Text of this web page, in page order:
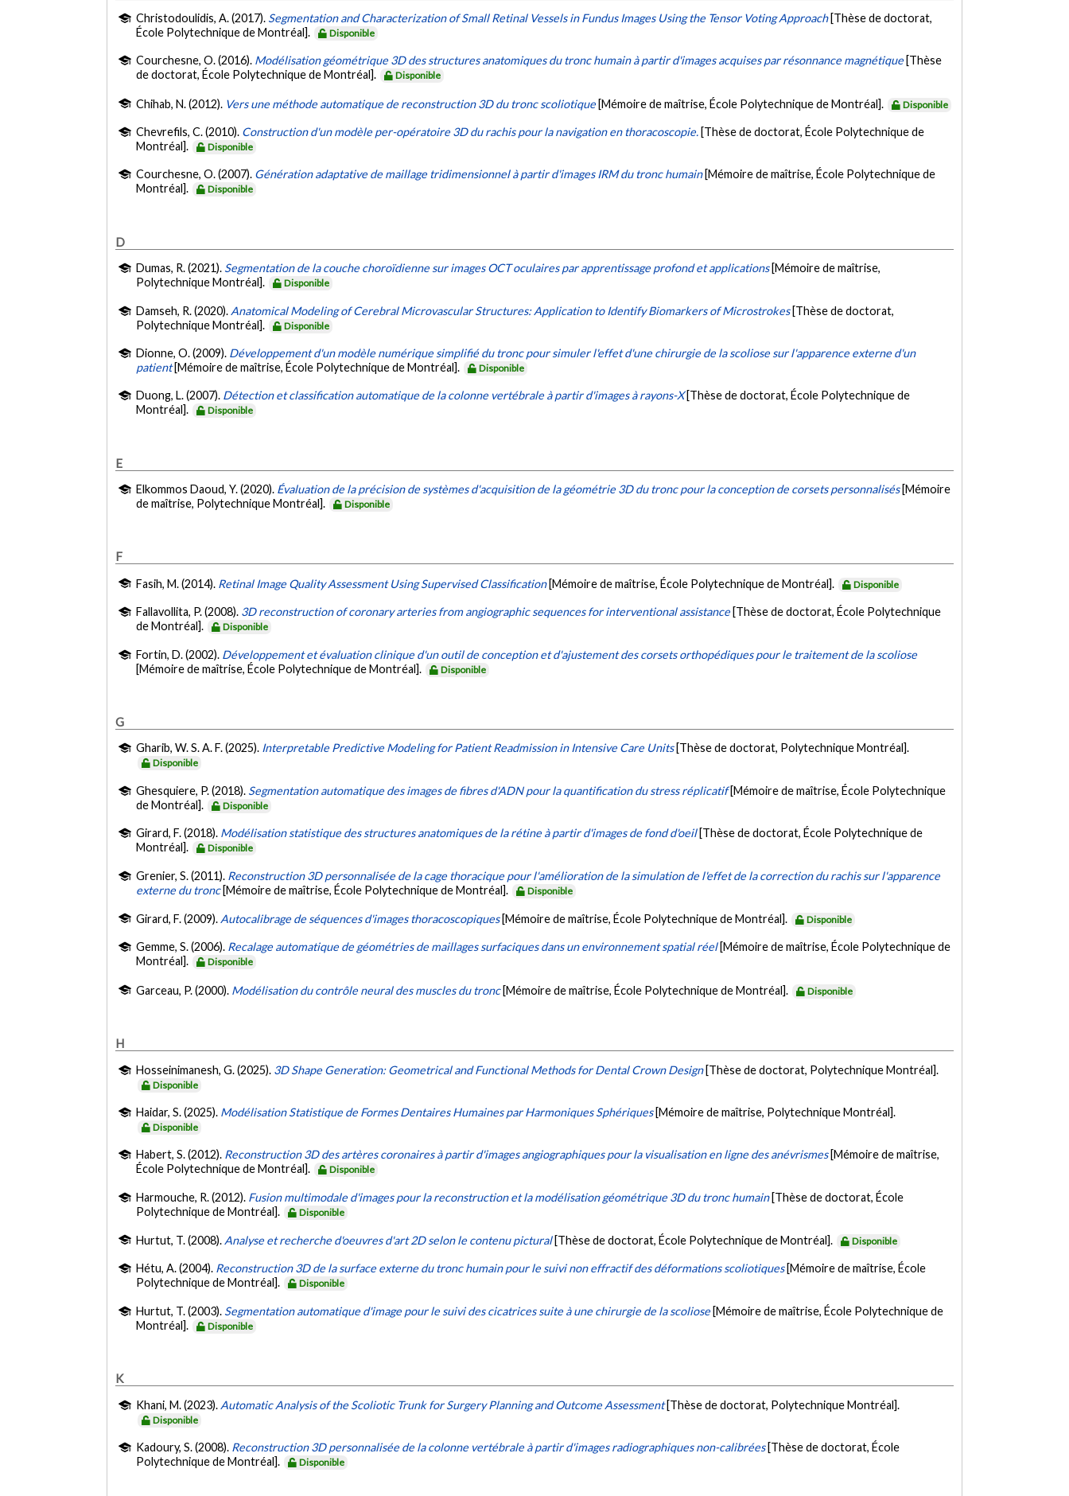
Christodoulidis, A. (2017). Segmentation and Characterization of Small Retinal Vessels in Fundus Images Using the Tensor Voting Approach [Thèse de doctorat,
École Polytechnique de Montréal].
Disponible
Courchesne, O. (2016). Modélisation géométrique 3D des structures anatomiques du tronc humain à partir d'images acquises par résonnance magnétique [Thèse
de doctorat, École Polytechnique de Montréal].
Disponible
Chihab, N. (2012). Vers une méthode automatique de reconstruction 3D du tronc scoliotique [Mémoire de maîtrise, École Polytechnique de Montréal]. Disponible
Chevrefils, C. (2010). Construction d'un modèle per-opératoire 3D du rachis pour la navigation en thoracoscopie. [Thèse de doctorat, École Polytechnique de
Montréal].
Disponible
Courchesne, O. (2007). Génération adaptative de maillage tridimensionnel à partir d'images IRM du tronc humain [Mémoire de maîtrise, École Polytechnique de
Montréal].
Disponible
D
Dumas, R. (2021). Segmentation de la couche choroïdienne sur images OCT oculaires par apprentissage profond et applications [Mémoire de maîtrise,
Polytechnique Montréal].
Disponible
Damseh, R. (2020). Anatomical Modeling of Cerebral Microvascular Structures: Application to Identify Biomarkers of Microstrokes [Thèse de doctorat,
Polytechnique Montréal].
Disponible
Dionne, O. (2009). Développement d'un modèle numérique simplifié du tronc pour simuler l'effet d'une chirurgie de la scoliose sur l'apparence externe d'un
patient [Mémoire de maîtrise, École Polytechnique de Montréal]. Disponible
Duong, L. (2007). Détection et classification automatique de la colonne vertébrale à partir d'images à rayons-X [Thèse de doctorat, École Polytechnique de
Montréal].
Disponible
E
Elkommos Daoud, Y. (2020). Évaluation de la précision de systèmes d'acquisition de la géométrie 3D du tronc pour la conception de corsets personnalisés [Mémoire
de maîtrise, Polytechnique Montréal].
Disponible
F
Fasih, M. (2014). Retinal Image Quality Assessment Using Supervised Classification [Mémoire de maîtrise, École Polytechnique de Montréal]. Disponible
Fallavollita, P. (2008). 3D reconstruction of coronary arteries from angiographic sequences for interventional assistance [Thèse de doctorat, École Polytechnique
de Montréal].
Disponible
Fortin, D. (2002). Développement et évaluation clinique d'un outil de conception et d'ajustement des corsets orthopédiques pour le traitement de la scoliose
[Mémoire de maîtrise, École Polytechnique de Montréal].
Disponible
G
Gharib, W. S. A. F. (2025). Interpretable Predictive Modeling for Patient Readmission in Intensive Care Units [Thèse de doctorat, Polytechnique Montréal].
Disponible
Ghesquiere, P. (2018). Segmentation automatique des images de fibres d'ADN pour la quantification du stress réplicatif [Mémoire de maîtrise, École Polytechnique
de Montréal].
Disponible
Girard, F. (2018). Modélisation statistique des structures anatomiques de la rétine à partir d'images de fond d'oeil [Thèse de doctorat, École Polytechnique de
Montréal].
Disponible
Grenier, S. (2011). Reconstruction 3D personnalisée de la cage thoracique pour l'amélioration de la simulation de l'effet de la correction du rachis sur l'apparence
externe du tronc [Mémoire de maîtrise, École Polytechnique de Montréal]. Disponible
Girard, F. (2009). Autocalibrage de séquences d'images thoracoscopiques [Mémoire de maîtrise, École Polytechnique de Montréal]. Disponible
Gemme, S. (2006). Recalage automatique de géométries de maillages surfaciques dans un environnement spatial réel [Mémoire de maîtrise, École Polytechnique de
Montréal].
Disponible
Garceau, P. (2000). Modélisation du contrôle neural des muscles du tronc [Mémoire de maîtrise, École Polytechnique de Montréal]. Disponible
H
Hosseinimanesh, G. (2025). 3D Shape Generation: Geometrical and Functional Methods for Dental Crown Design [Thèse de doctorat, Polytechnique Montréal].
Disponible
Haidar, S. (2025). Modélisation Statistique de Formes Dentaires Humaines par Harmoniques Sphériques [Mémoire de maîtrise, Polytechnique Montréal].
Disponible
Habert, S. (2012). Reconstruction 3D des artères coronaires à partir d'images angiographiques pour la visualisation en ligne des anévrismes [Mémoire de maîtrise,
École Polytechnique de Montréal].
Disponible
Harmouche, R. (2012). Fusion multimodale d'images pour la reconstruction et la modélisation géométrique 3D du tronc humain [Thèse de doctorat, École
Polytechnique de Montréal].
Disponible
Hurtut, T. (2008). Analyse et recherche d'oeuvres d'art 2D selon le contenu pictural [Thèse de doctorat, École Polytechnique de Montréal]. Disponible
Hétu, A. (2004). Reconstruction 3D de la surface externe du tronc humain pour le suivi non effractif des déformations scoliotiques [Mémoire de maîtrise, École
Polytechnique de Montréal].
Disponible
Hurtut, T. (2003). Segmentation automatique d'image pour le suivi des cicatrices suite à une chirurgie de la scoliose [Mémoire de maîtrise, École Polytechnique de
Montréal].
Disponible
K
Khani, M. (2023). Automatic Analysis of the Scoliotic Trunk for Surgery Planning and Outcome Assessment [Thèse de doctorat, Polytechnique Montréal].
Disponible
Kadoury, S. (2008). Reconstruction 3D personnalisée de la colonne vertébrale à partir d'images radiographiques non-calibrées [Thèse de doctorat, École
Polytechnique de Montréal].
Disponible